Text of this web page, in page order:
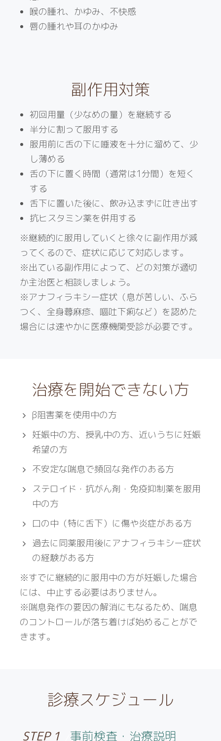
喉の腫れ、かゆみ、不快感
唇の腫れや耳のかゆみ
副作用対策
初回用量（少なめの量）を継続する
半分に割って服用する
服用前に舌の下に唾液を十分に溜めて、少
し薄める
舌の下に置く時間（通常は1分間）を短く
する
舌下に置いた後に、飲み込まずに吐き出す
抗ヒスタミン薬を併用する
※継続的に服用していくと徐々に副作用が減
ってくるので、症状に応じて対応します。
※出ている副作用によって、どの対策が適切
か主治医と相談しましょう。
※アナフィラキシー症状（息が苦しい、ふら
つく、全身蕁麻疹、嘔吐下痢など）を認めた
場合には速やかに医療機関受診が必要です。
治療を開始できない方
β阻害薬を使用中の方
妊娠中の方、授乳中の方、近いうちに妊娠
希望の方
不安定な喘息で頻回な発作のある方
ステロイド・抗がん剤・免疫抑制薬を服用
中の方
口の中（特に舌下）に傷や炎症がある方
過去に同薬服用後にアナフィラキシー症状
の経験がある方
※すでに継続的に服用中の方が妊娠した場合
には、中止する必要はありません。
※喘息発作の要因の解消にもなるため、喘息
のコントロールが落ち着けば始めることがで
きます。
診療スケジュール
STEP 1 事前検査・治療説明